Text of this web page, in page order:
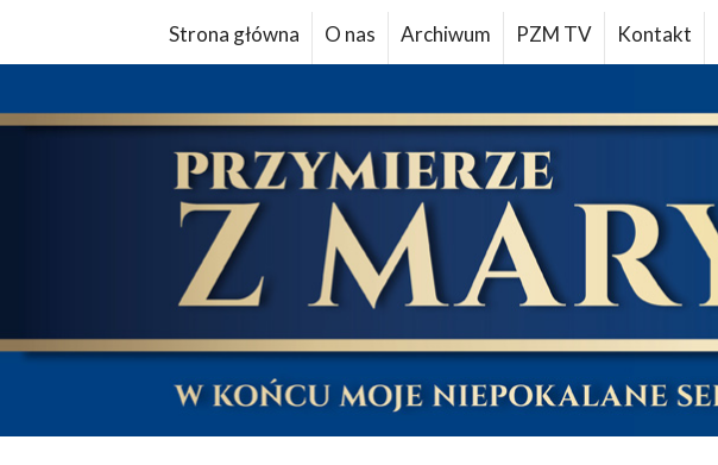
Strona główna O nas Archiwum PZM TV Kontakt